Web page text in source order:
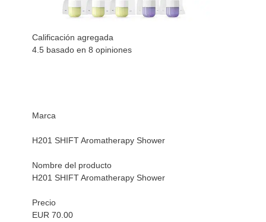
Calificación agregada
4.5 basado en8 opiniones
Marca
H201 SHIFT Aromatherapy Shower
Nombre del producto
H201 SHIFT Aromatherapy Shower
Precio
EUR 70.00